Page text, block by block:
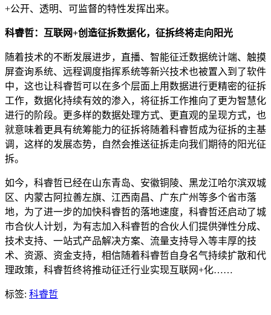
+公开、透明、可监督的特性发挥出来。
科睿哲：互联网+创造征拆数据化，征拆终将走向阳光
随着技术的不断发展进步，直播、智能征迁数据统计端、触摸
屏查询系统、远程调度指挥系统等新兴技术也被置入到了软件
中，这也让科睿哲可以在多个层面上用数据进行更精密的征拆
工作，数据化持续有效的渗入，将征拆工作推向了更为智慧化
进行的阶段。更多样的数据处理方式、更直观的呈现方式，也
就意味着更具有统筹能力的征拆将随着科睿哲成为征拆的主基
调，这样的发展态势，自然会推送征拆走向我们期待的阳光征
拆。
如今，科睿哲已经在山东青岛、安徽铜陵、黑龙江哈尔滨双城
区、内蒙古阿拉善左旗、江西南昌、广东广州等多个省市落
地，为了进一步的加快科睿哲的落地速度，科睿哲还启动了城
市合伙人计划，为有志加入科睿哲的合伙人们提供弹性分成、
技术支持、一站式产品解决方案、流量支持导入等丰厚的技
术、资源、资金支持，相信随着科睿哲自身名气持续扩散和代
理政策，科睿哲终将推动征迁行业实现互联网+化……
标签: 科睿哲